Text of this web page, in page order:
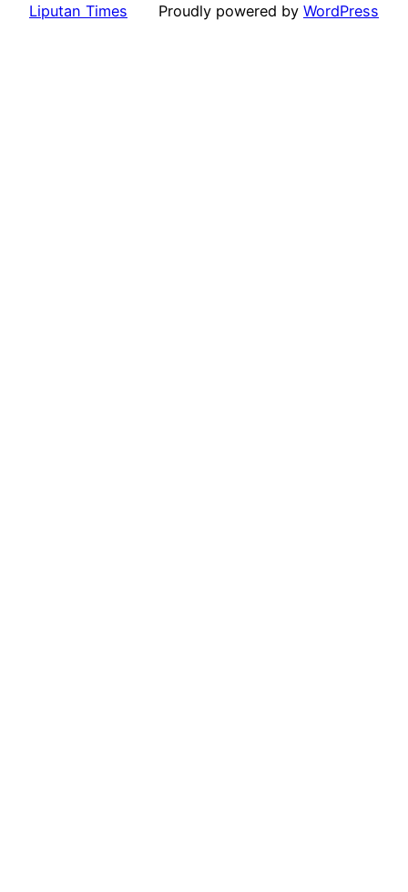
Liputan Times Proudly powered by WordPress